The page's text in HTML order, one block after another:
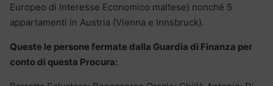
Europeo di Interesse Economico maltese) nonché 5
appartamenti in Austria (Vienna e Innsbruck).
Queste le persone fermate dalla Guardia di Finanza per
conto di questa Procura: